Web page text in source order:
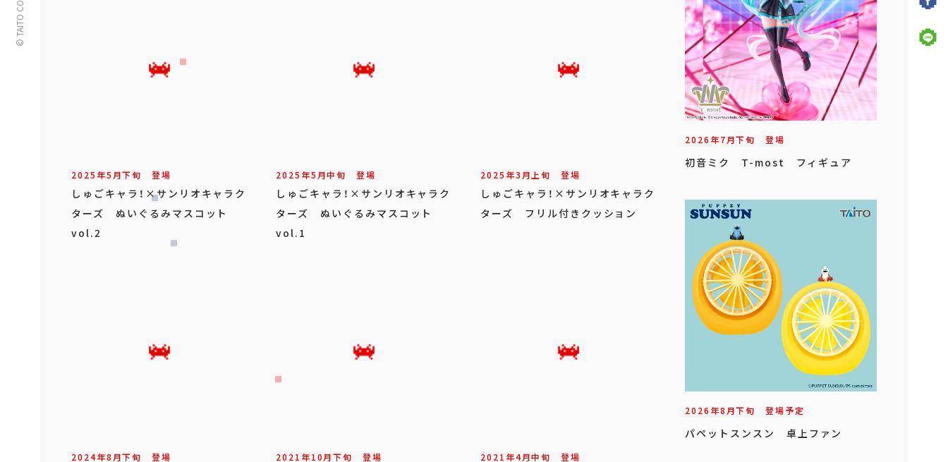
2025年5月下旬 登場
しゅごキャラ！×サンリオキャラク
ターズ ぬいぐるみマスコット
vol.2
2025年5月中旬 登場
しゅごキャラ！×サンリオキャラク
ターズ ぬいぐるみマスコット
vol.1
2025年3月上旬 登場
しゅごキャラ！×サンリオキャラク
ターズ フリル付きクッション
2024年8月下旬 登場 2021年10月下旬 登場 2021年4月中旬 登場
2026年7月下旬 登場
初音ミク T-most フィギュア
2026年8月下旬 登場予定
パペットスンスン 卓上ファン